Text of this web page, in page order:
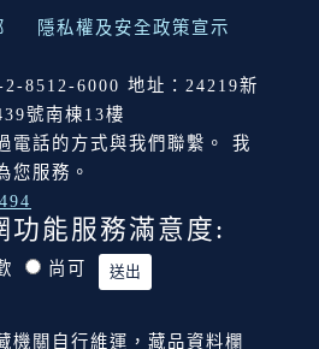
隱私權及安全政策宣示
8512-6000 地址：24219新
號南棟13樓
電話的方式與我們聯繫。 我
您服務。
功能服務滿意度:
尚可
機關自行維運，藏品資料欄